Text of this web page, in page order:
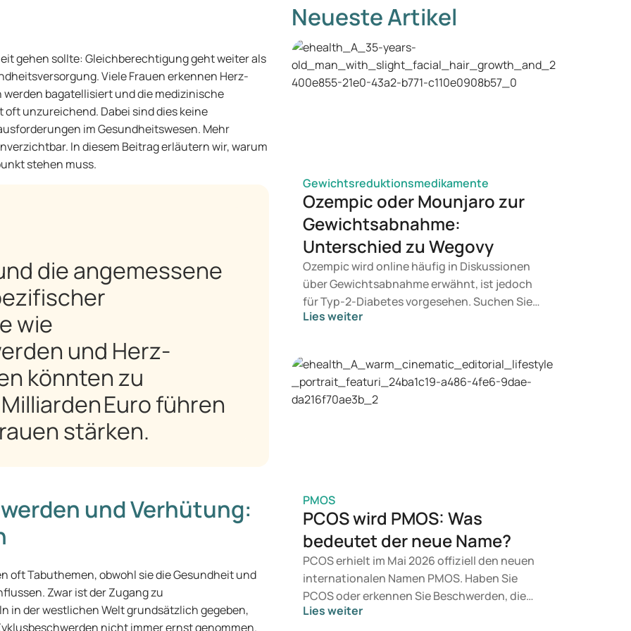
gehen sollte: Gleichberechtigung geht weiter als
Viele Frauen erkennen Herz-
bagatellisiert und die medizinische
unzureichend. Dabei sind dies keine
im Gesundheitswesen. Mehr
In diesem Beitrag erläutern wir, warum
stehen muss.
die angemessene
wie
und Herz-
könnten zu
Euro führen
stärken.
und Verhütung:
oft Tabuthemen, obwohl sie die Gesundheit und
Zwar ist der Zugang zu
der westlichen Welt grundsätzlich gegeben,
nicht immer ernst genommen.
Neueste Artikel
Gewichtsreduktionsmedikamente
Ozempic oder Mounjaro zur
Gewichtsabnahme:
Unterschied zu Wegovy
Ozempic wird online häufig in Diskussionen
über Gewichtsabnahme erwähnt, ist jedoch
für Typ-2-Diabetes vorgesehen. Suchen Sie
eine Behandlung zur Gewichtskontrolle,
entscheidet ein Arzt auf Basis Ihrer
Gesundheit, Ihres BMI und Ihres
Medikamentengebrauchs.
Lies weiter
PMOS
PCOS wird PMOS: Was
bedeutet der neue Name?
PCOS erhielt im Mai 2026 offiziell den neuen
internationalen Namen PMOS. Haben Sie
PCOS oder erkennen Sie Beschwerden, die
dazu passen? Medizinisch ändert sich vorerst
Lies weiter